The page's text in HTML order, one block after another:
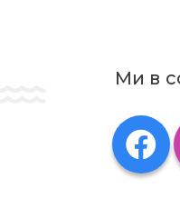
Отель „Амелия”
улице Албены, в 100 м
характерной для
предлагает 161
террасы с видом на
Ми в